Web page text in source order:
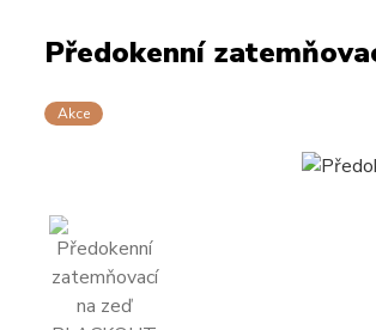
Předokenní
Akce